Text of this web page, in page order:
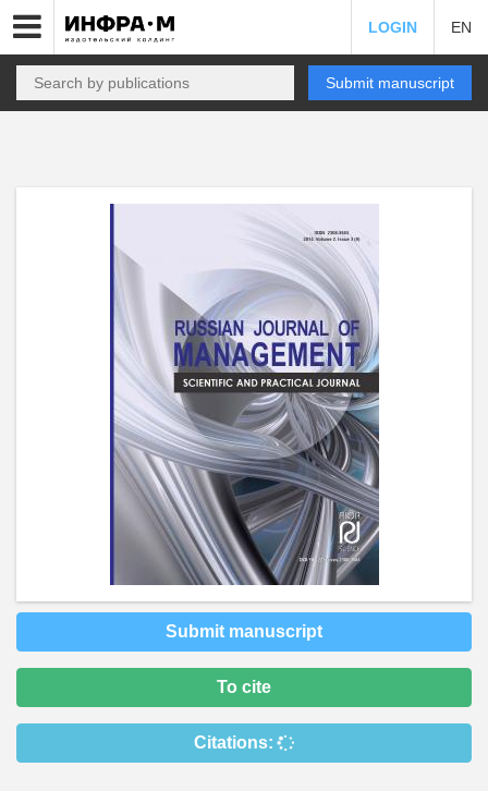
LOGIN EN
Submit manuscript
Submit manuscript
To cite
Citations: